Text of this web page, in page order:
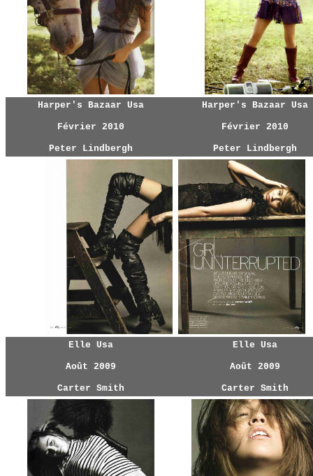
Harper's Bazaar Usa
Février 2010
Peter Lindbergh
Harper's Bazaar Usa
Février 2010
Peter Lindbergh
Elle Usa
Août 2009
Carter Smith
Elle Usa
Août 2009
Carter Smith